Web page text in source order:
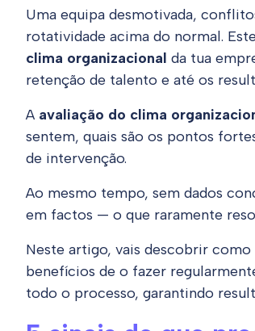
Uma equipa desmotivada,
rotatividade acima do normal.
clima organizacional da tua
retenção de talento e até os
A avaliação do clima
sentem, quais são os pontos
de intervenção.
Ao mesmo tempo, sem dados
em factos — o que raramente
Neste artigo, vais descobrir
benefícios de o fazer
todo o processo, garantindo